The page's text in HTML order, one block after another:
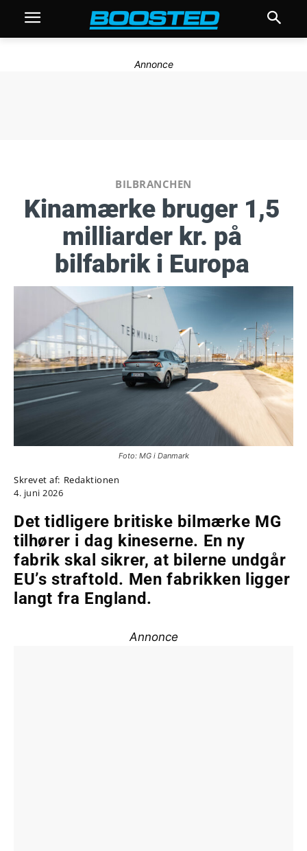
Annonce
BILBRANCHEN
Kinamærke bruger 1,5
milliarder kr. på
bilfabrik i Europa
Foto: MG i Danmark
Skrevet af: Redaktionen
4. juni 2026
Det tidligere britiske bilmærke MG
tilhører i dag kineserne. En ny
fabrik skal sikrer, at bilerne undgår
EU’s straftold. Men fabrikken ligger
langt fra England.
Annonce